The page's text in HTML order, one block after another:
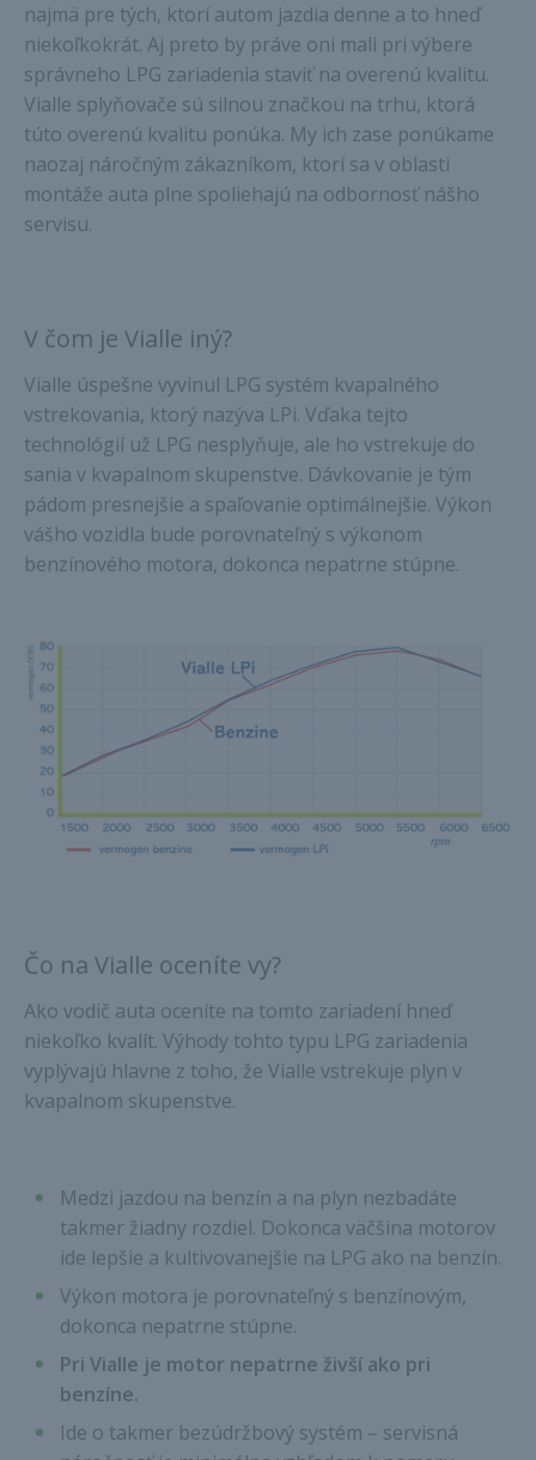
najmä pre tých, ktorí autom jazdia denne a to hneď
niekoľkokrát. Aj preto by práve oni mali pri výbere
správneho LPG zariadenia staviť na overenú kvalitu.
Vialle splyňovače sú silnou značkou na trhu, ktorá
túto overenú kvalitu ponúka. My ich zase ponúkame
naozaj náročným zákazníkom, ktorí sa v oblasti
montáže auta plne spoliehajú na odbornosť nášho
servisu.
V čom je Vialle iný?
Vialle úspešne vyvinul LPG systém kvapalného
vstrekovania, ktorý nazýva LPi. Vďaka tejto
technológií už LPG nesplyňuje, ale ho vstrekuje do
sania v kvapalnom skupenstve. Dávkovanie je tým
pádom presnejšie a spaľovanie optimálnejšie. Výkon
vášho vozidla bude porovnateľný s výkonom
benzínového motora, dokonca nepatrne stúpne.
Čo na Vialle oceníte vy?
Ako vodič auta oceníte na tomto zariadení hneď
niekoľko kvalít. Výhody tohto typu LPG zariadenia
vyplývajú hlavne z toho, že Vialle vstrekuje plyn v
kvapalnom skupenstve.
Medzi jazdou na benzín a na plyn nezbadáte
takmer žiadny rozdiel. Dokonca väčšina motorov
ide lepšie a kultivovanejšie na LPG ako na benzín.
Výkon motora je porovnateľný s benzínovým,
dokonca nepatrne stúpne.
Pri Vialle je motor nepatrne živší ako pri
benzíne.
Ide o takmer bezúdržbový systém – servisná